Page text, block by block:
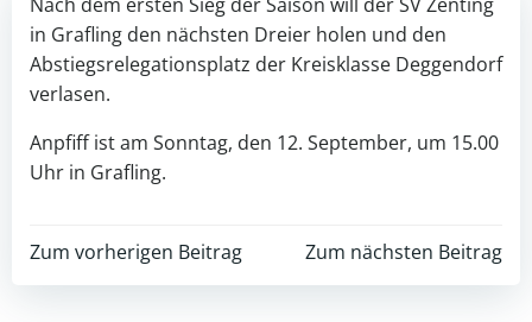
in Grafling den nächsten Dreier holen und den
Abstiegsrelegationsplatz der Kreisklasse Deggendorf
verlasen.
Anpfiff ist am Sonntag, den 12. September, um 15.00
Uhr in Grafling.
Post
Zum vorherigen Beitrag
Post
Zum nächsten Beitrag